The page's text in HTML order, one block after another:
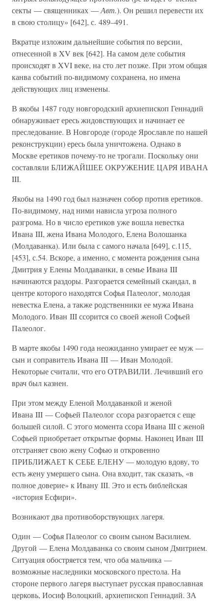
секты — священниках —Авт.). Он решил перевести их
в свою столицу» [642], с. 489–491.
Вкратце изложим дальнейшие события по версии,
отнесенной в XV век [642]. На самом деле события
происходят в XVI веке, на сто лет позже. При этом общая
канва событий по-видимому сохранена, но имена
действующих лиц изменены.
В якобы 1487 году новгородский архиепископ Геннадий
обнаруживает ересь жидовствующих и начинает ее
преследование. В Новгороде (городе Ярославле по нашей
реконструкции) ересь была уничтожена. Однако в
Москве еретиков почему-то не трогали. Поскольку они
составляли БЛИЖАЙШЕЕ ОКРУЖЕНИЕ ЦАРЯ ИВАНА
III.
Якобы на 1490 год был назначен собор против еретиков.
По-видимому, над ними нависла угроза полного
разгрома. Но в число еретиков уже вошла невестка
Ивана III, жена Ивана Молодого, Елена Волошанка
(Молдаванка). Или была с самого начала [649], с.115,
[453], с.54. Вскоре, а именно, с момента рождения сына
Дмитрия у Елены Молдаванки, в семье Ивана III
начинаются раздоры. Разгорается семейный скандал, в
центре которого находятся Софья Палеолог, молодая
невестка Елена, а также родственники ее мужа Ивана
Молодого. Иван III ссорится со своей женой Софьей
Палеолог.
В марте якобы 1490 года неожиданно умирает ее муж —
сын и соправитель Ивана III — Иван Молодой.
Некоторые считали, что его ОТРАВИЛИ. Лечивший его
врач был казнен.
При этом между Еленой Молдаванкой и женой
Ивана III — Софьей Палеолог ссора разгорается с еще
большей силой. С этого момента ссора Ивана III с женой
Софьей приобретает открытые формы. Наконец Иван III
отстраняет свою жену Софью и откровенно
ПРИБЛИЖАЕТ К СЕБЕ ЕЛЕНУ — молодую вдову, то
есть жену умершего сына. Она входит, так сказать, «в
полное доверие» к Ивану III. Это и есть библейская
«история Есфири».
Возникают два противоборствующих лагеря.
Один — Софья Палеолог со своим сыном Василием.
Другой — Елена Молдаванка со своим сыном Дмитрием.
Ситуация обостряется тем, что оба мальчика —
возможные наследники московского престола. На
стороне первого лагеря выступает русская православная
церковь, Иосиф Волоцкий, архиепископ Геннадий. ЗА